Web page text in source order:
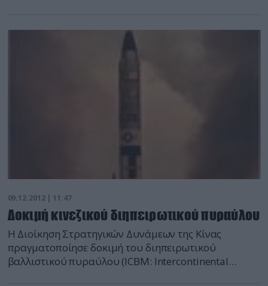
πυραύλου και στις προετοιμασίες της βοηθούν
ιρανοί ειδικοί, αποκαλύπτει ο νοτιοκορεατικός
Τύπος. Όμως η εφημερίδα Chosun Ilbo γράφει
09.12.2012 | 11:47
Δοκιμή κινεζικού διηπειρωτικού πυραύλου
Η Διοίκηση Στρατηγικών Δυνάμεων της Κίνας
πραγματοποίησε δοκιμή του διηπειρωτικού
βαλλιστικού πυραύλου (ICBM: Intercontinental